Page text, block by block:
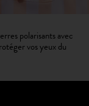
polarisants avec
vos yeux du